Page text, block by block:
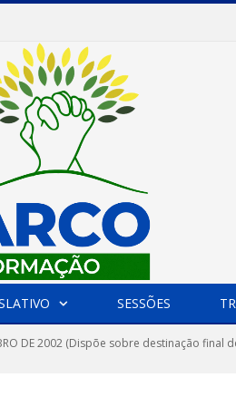
SESSÕES
DE 2002 (Dispõe sobre destinação